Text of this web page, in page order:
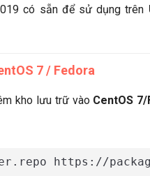
có sẵn để sử dụng trên
7 / Fedora
kho lưu trữ vào CentOS